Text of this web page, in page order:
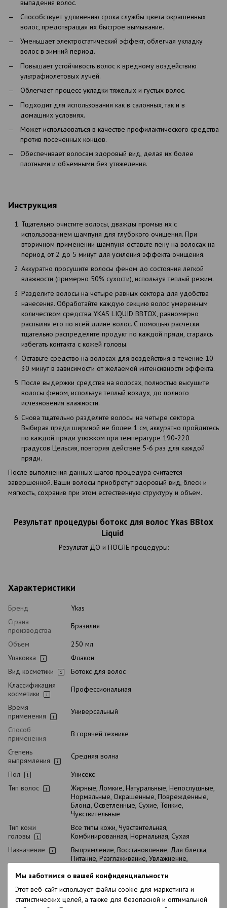
Мы заботимся о вашей конфиденциальности
Этот веб-сайт использует файлы cookie для маркетинга и
статистических целей, а также для безопасной и оптимальной
выпадения волос.
Способствует удлинению срока службы цвета окрашенных
волос, предотвращая их быстрое вымывание.
Уменьшает электростатический эффект, облегчая укладку
волос в зимний период.
Повышает устойчивость волос к вредному воздействию
ультрафиолетовых лучей.
Облегчает процесс укладки тяжелых и густых волос.
Подходит для использования как в салонных, так и в
домашних условиях.
Может использоваться в качестве профилактического средства
против посеченных концов.
Обеспечивает волосам здоровый вид, делая их более
плотными и объемными без утяжеления.
Инструкция
Тщательно очистите волосы, дважды промыв их с
использованием шампуня для глубокого очищения. При
вторичном применении шампуня оставьте пену на волосах на
период от 2 до 5 минут для усиления эффекта очищения.
Аккуратно просушите волосы феном до состояния легкой
влажности (примерно 50% сухости), используя теплый режим.
Разделите волосы на четыре равных сектора для удобства
нанесения. Обработайте каждую секцию волос умеренным
количеством средства YKAS LIQUID BBTOX, равномерно
распыляя его по всей длине волос. С помощью расчески
тщательно распределите продукт по каждой пряди, стараясь
избегать контакта с кожей головы.
Оставьте средство на волосах для воздействия в течение 10-
30 минут в зависимости от желаемой интенсивности эффекта.
После выдержки средства на волосах, полностью высушите
волосы феном, используя теплый воздух, до полного
исчезновения влажности.
Снова тщательно разделите волосы на четыре сектора.
Выбирая пряди шириной не более 1 см, аккуратно пройдитесь
по каждой пряди утюжком при температуре 190-220
градусов Цельсия, повторяя действие 5-6 раз для каждой
пряди.
После выполнения данных шагов процедура считается
завершенной. Ваши волосы приобретут здоровый вид, блеск и
мягкость, сохранив при этом естественную структуру и объем.
Результат процедуры ботокс для волос Ykas BBtox
Liquid
Результат ДО и ПОСЛЕ процедуры:
Характеристики
Бренд
Ykas
Страна
производства
Бразилия
Объем
250 мл
Упаковка
Флакон
Вид косметики
Ботокс для волос
Классификация
косметики
Профессиональная
Время
применения
Универсальный
Способ
применения
В горячей технике
Степень
выпрямления
Средняя волна
Пол
Унисекс
Тип волос
Жирные, Ломкие, Натуральные, Непослушные,
Нормальные, Окрашенные, Поврежденные,
Блонд, Осветленные, Сухие, Тонкие,
Чувствительные
Тип кожи
головы
Все типы кожи, Чувствительная,
Комбинированная, Нормальная, Сухая
Назначение
Выпрямление, Восстановление, Для блеска,
Питание, Разглаживание, Увлажнение,
Возраст
18+
Подходит для
беременных
Нет